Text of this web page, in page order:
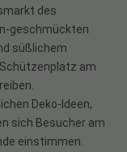
des
geschmückten
süßlichem
am
Deko-Ideen,
sich Besucher am
einstimmen.